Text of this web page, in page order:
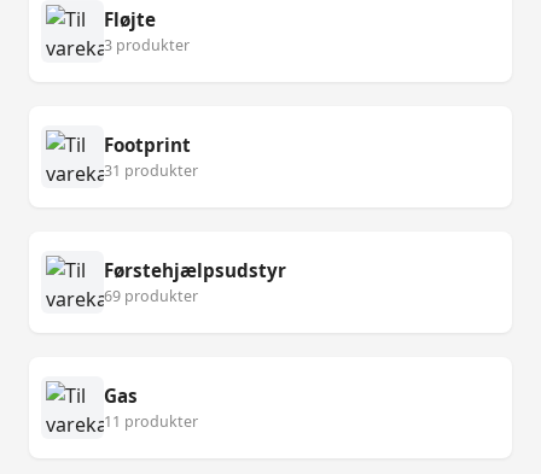
Fløjte
3 produkter
Footprint
31 produkter
Førstehjælpsudstyr
69 produkter
Gas
11 produkter